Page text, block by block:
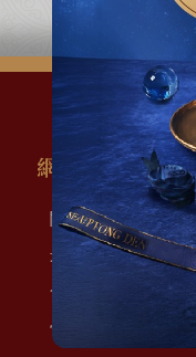
網站地圖
關於我們
最新消息
會員權益
常見問題